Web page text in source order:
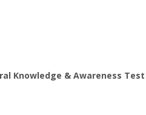
Knowledge & Awareness Test